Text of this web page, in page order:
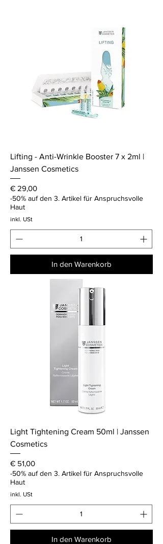
Lifting - Anti-Wrinkle Booster 7 x 2ml |
Janssen Cosmetics
Preis
€ 29,00
-50% auf den 3. Artikel für Anspruchsvolle
Haut
inkl. USt
In den Warenkorb
Light Tightening Cream 50ml | Janssen
Cosmetics
Preis
€ 51,00
-50% auf den 3. Artikel für Anspruchsvolle
Haut
inkl. USt
In den Warenkorb